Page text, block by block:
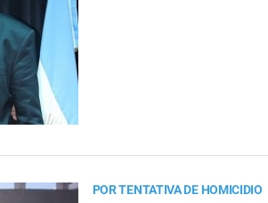
POR TENTATIVA DE HOMICIDIO